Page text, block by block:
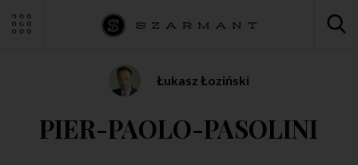
Łukasz Łoziński
PIER-PAOLO-PASOLINI